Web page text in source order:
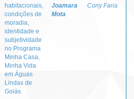
habitacionais,
condições de
moradia,
identidade e
subjetividade
no Programa
Minha Casa,
Minha Vida
em Águas
Lindas de
Goiás
Joamara
Mota
Cony Faria